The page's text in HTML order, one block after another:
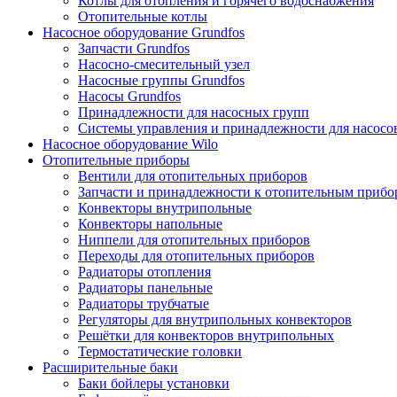
Отопительные котлы
Насосное оборудование Grundfos
Запчасти Grundfos
Насосно-смесительный узел
Насосные группы Grundfos
Насосы Grundfos
Принадлежности для насосных групп
Системы управления и принадлежности для
Насосное оборудование Wilo
Отопительные приборы
Вентили для отопительных приборов
Запчасти и принадлежности к отопительным
Конвекторы внутрипольные
Конвекторы напольные
Ниппели для отопительных приборов
Переходы для отопительных приборов
Радиаторы отопления
Радиаторы панельные
Радиаторы трубчатые
Регуляторы для внутрипольных конвекторов
Решётки для конвекторов внутрипольных
Термостатические головки
Расширительные баки
Баки бойлеры установки